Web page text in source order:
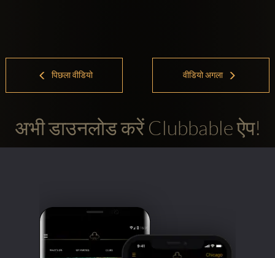
पिछला वीडियो वीडियो अगला
अभी डाउनलोड करें Clubbable ऐप!